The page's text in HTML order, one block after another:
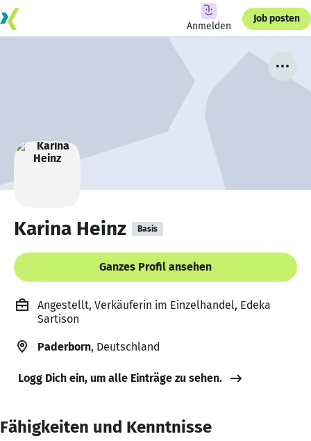
Anmelden
Job posten
Karina Heinz Basis
Ganzes Profil ansehen
Angestellt, Verkäuferin im Einzelhandel, Edeka
Sartison
Paderborn, Deutschland
Logg Dich ein, um alle Einträge zu sehen.
Fähigkeiten und Kenntnisse